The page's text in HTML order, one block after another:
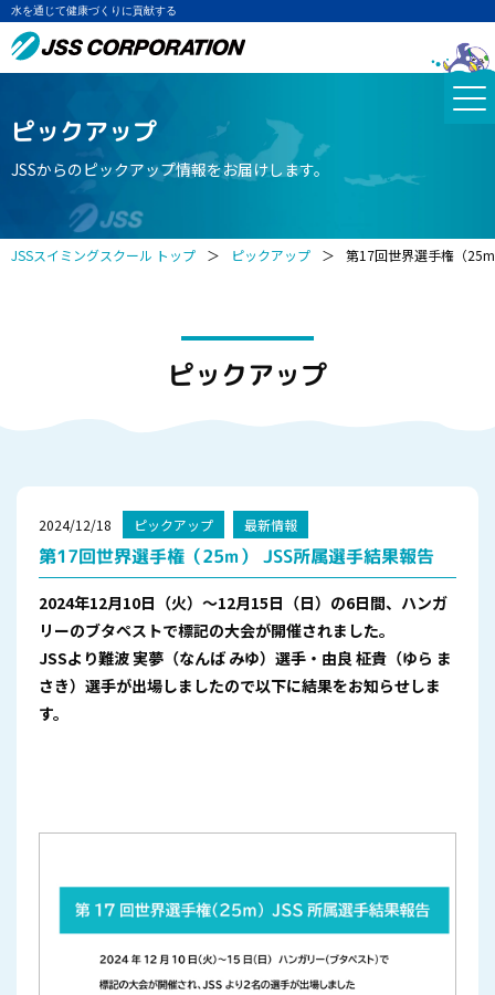
水を通じて健康づくりに貢献する
ピックアップ
JSSからのピックアップ情報をお届けします。
JSSスイミングスクール トップ ＞ ピックアップ ＞ 第17回世界選手権（
ピックアップ
2024/12/18 ピックアップ 最新情報
第17回世界選手権（25m） JSS所属選手結果報告
2024年12月10日（火）～12月15日（日）の6日間、ハンガ
リーのブタペストで標記の大会が開催されました。
JSSより難波 実夢（なんば みゆ）選手・由良 柾貴（ゆら ま
さき）選手が出場しましたので以下に結果をお知らせしま
す。